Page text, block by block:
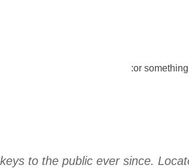
to the public ever since.